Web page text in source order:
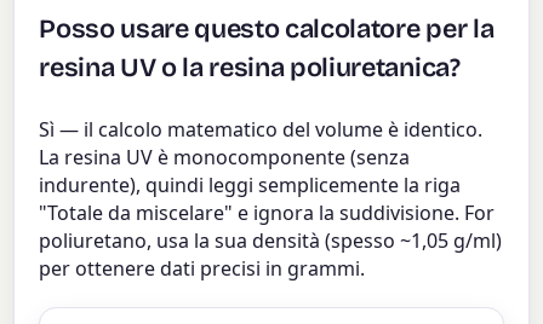
Posso usare questo calcolatore per la
resina UV o la resina poliuretanica?
Sì — il calcolo matematico del volume è identico.
La resina UV è monocomponente (senza
indurente), quindi leggi semplicemente la riga
"Totale da miscelare" e ignora la suddivisione. For
poliuretano, usa la sua densità (spesso ~1,05 g/ml)
per ottenere dati precisi in grammi.